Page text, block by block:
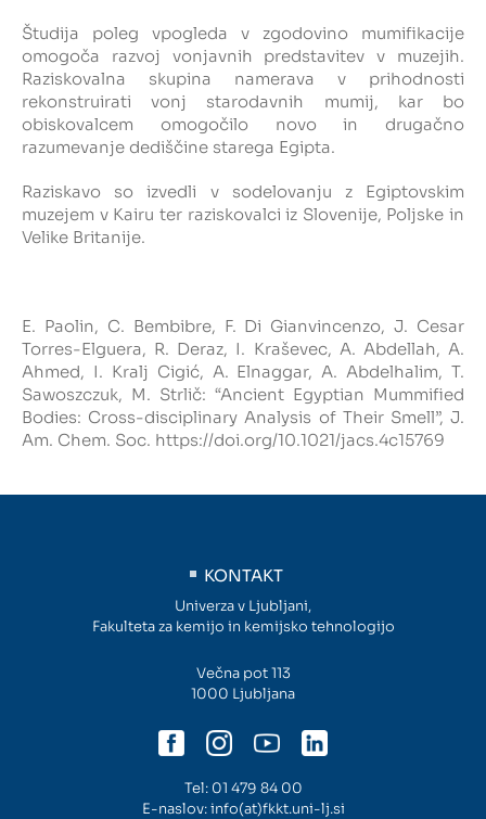
Študija poleg vpogleda v zgodovino mumifikacije
omogoča razvoj vonjavnih predstavitev v muzejih.
Raziskovalna skupina namerava v prihodnosti
rekonstruirati vonj starodavnih mumij, kar bo
obiskovalcem omogočilo novo in drugačno
razumevanje dediščine starega Egipta.
Raziskavo so izvedli v sodelovanju z Egiptovskim
muzejem v Kairu ter raziskovalci iz Slovenije, Poljske in
Velike Britanije.
E. Paolin, C. Bembibre, F. Di Gianvincenzo, J. Cesar
Torres-Elguera, R. Deraz, I. Kraševec, A. Abdellah, A.
Ahmed, I. Kralj Cigić, A. Elnaggar, A. Abdelhalim, T.
Sawoszczuk, M. Strlič: “Ancient Egyptian Mummified
Bodies: Cross-disciplinary Analysis of Their Smell”, J.
Am. Chem. Soc. https://doi.org/10.1021/jacs.4c15769
KONTAKT
Univerza v Ljubljani,
Fakulteta za kemijo in kemijsko tehnologijo
Večna pot 113
1000 Ljubljana
Tel: 01 479 84 00
E-naslov:info(at)fkkt.uni-lj.si